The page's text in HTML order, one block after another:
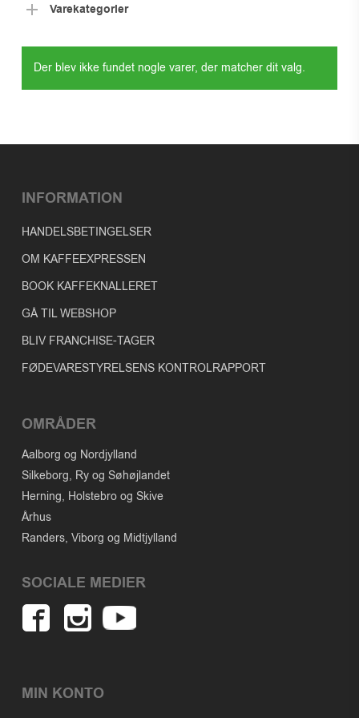
Varekategorier
Der blev ikke fundet nogle varer, der matcher dit valg.
INFORMATION
HANDELSBETINGELSER
OM KAFFEEXPRESSEN
BOOK KAFFEKNALLERET
GÅ TIL WEBSHOP
BLIV FRANCHISE-TAGER
FØDEVARESTYRELSENS KONTROLRAPPORT
OMRÅDER
Aalborg og Nordjylland
Silkeborg, Ry og Søhøjlandet
Herning, Holstebro og Skive
Århus
Randers, Viborg og Midtjylland
SOCIALE MEDIER
MIN KONTO